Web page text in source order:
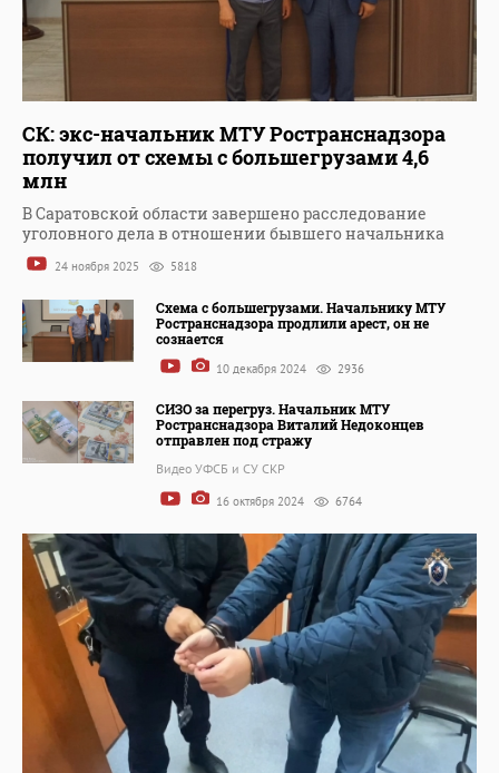
СК: экс-начальник МТУ Ространснадзора
получил от схемы с большегрузами 4,6
млн
В Саратовской области завершено расследование
уголовного дела в отношении бывшего начальника
24 ноября 2025 5818
Схема с большегрузами. Начальнику МТУ
Ространснадзора продлили арест, он не
сознается
10 декабря 2024 2936
СИЗО за перегруз. Начальник МТУ
Ространснадзора Виталий Недоконцев
отправлен под стражу
Видео УФСБ и СУ СКР
16 октября 2024 6764